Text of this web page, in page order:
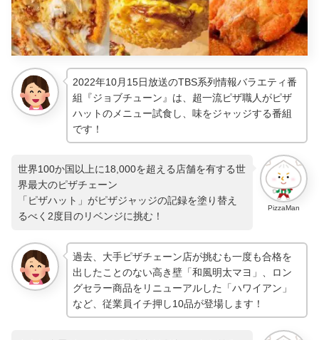
2022年10月15日放送のTBS系列情報バラエティ番
組『ジョブチューン』は、超一流ピザ職人がピザ
ハットのメニュー試食し、味をジャッジする番組
です！
PizzaMan
世界100か国以上に18,000を超える店舗を有する世
界最大のピザチェーン
「ピザハット」がピザジャッジの記録を塗り替え
るべく2度目のリベンジに挑む！
過去、大手ピザチェーン店が挑むも一度も合格を
出したことのない高き壁「和風明太マヨ」、ロン
グセラー商品をリニューアルした「ハワイアン」
など、従業員イチ押し10品が登場します！